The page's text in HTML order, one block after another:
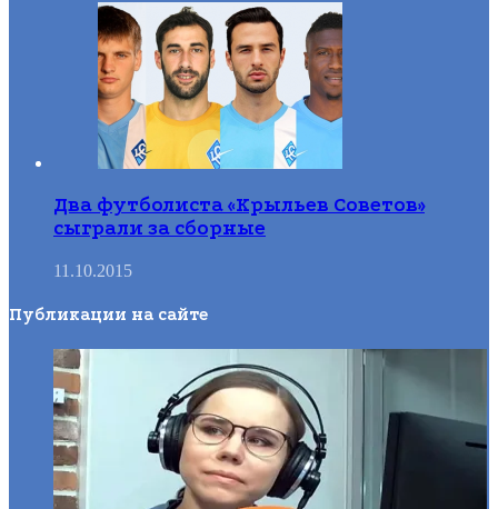
Два футболиста «Крыльев Советов»
сыграли за сборные
11.10.2015
Публикации на сайте